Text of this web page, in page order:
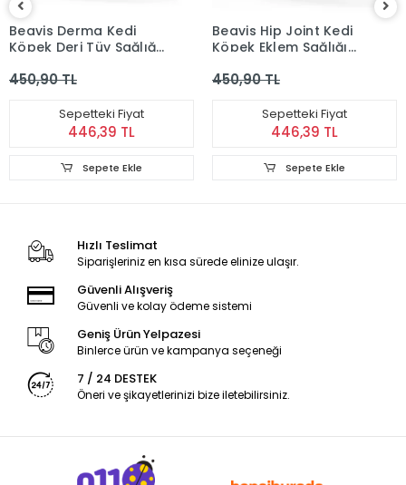
Beavis Derma Kedi
Köpek Deri Tüy Sağlığı
Çiğnenebilir Tablet 105
450,90 TL
Sepetteki Fiyat
446,39 TL
Sepete Ekle
Beavis Hip Joint Kedi
Köpek Eklem Sağlığı
Çiğnenebilir Tablet 105
450,90 TL
Sepetteki Fiyat
446,39 TL
Sepete Ekle
Hızlı Teslimat
Siparişleriniz en kısa sürede elinize ulaşır.
Güvenli Alışveriş
Güvenli ve kolay ödeme sistemi
Geniş Ürün Yelpazesi
Binlerce ürün ve kampanya seçeneği
7 / 24 DESTEK
Öneri ve şikayetlerinizi bize iletebilirsiniz.